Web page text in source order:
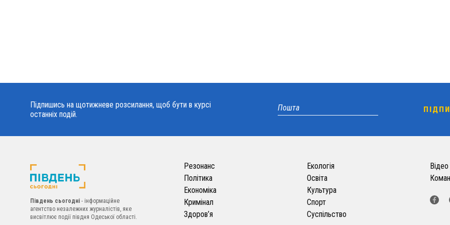
Підпишись на щотижневе розсилання, щоб бути в курсі
останніх подій.
Південь сьогодні - інформаційне
агентство незалежних журналістів, яке
висвітлює події півдня Одеської області.
Резонанс
Політика
Економіка
Кримінал
Здоров’я
Екологія
Освіта
Культура
Спорт
Суспільство
Відео